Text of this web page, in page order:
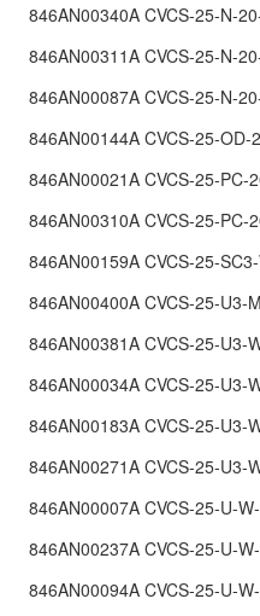
846AN00340A CVCS-25-N-
846AN00311A CVCS-25-N-
846AN00087A CVCS-25-N-
846AN00144A CVCS-25-OD-
846AN00021A CVCS-25-PC-
846AN00310A CVCS-25-PC-
846AN00159A CVCS-25-
846AN00400A CVCS-25-U3-
846AN00381A CVCS-25-U3-
846AN00034A CVCS-25-U3-
846AN00183A CVCS-25-U3-
846AN00271A CVCS-25-U3-
846AN00007A CVCS-25-U-
846AN00237A CVCS-25-U-
846AN00094A CVCS-25-U-